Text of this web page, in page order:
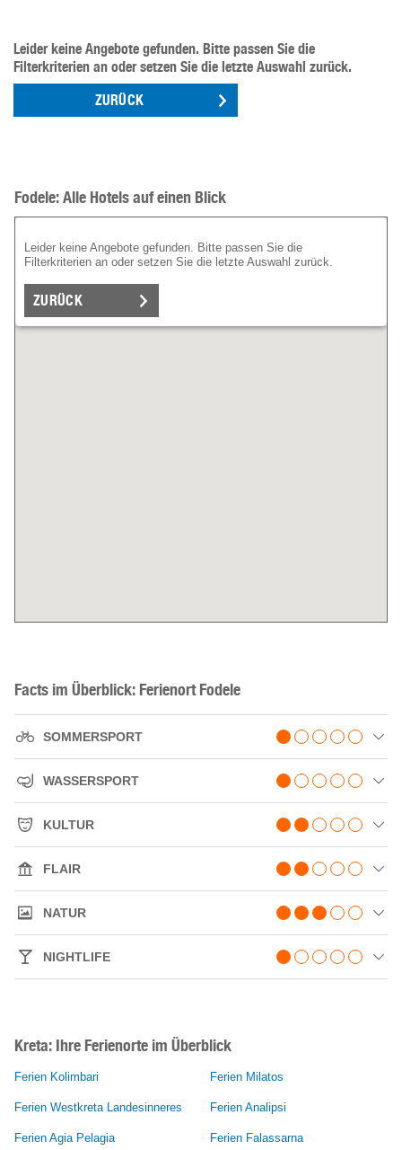
Leider keine Angebote gefunden. Bitte passen Sie die
Filterkriterien an oder setzen Sie die letzte Auswahl zurück.
ZURÜCK
Fodele: Alle Hotels auf einen Blick
Leider keine Angebote gefunden. Bitte passen Sie die
Filterkriterien an oder setzen Sie die letzte Auswahl zurück.
ZURÜCK
Facts im Überblick: Ferienort Fodele
SOMMERSPORT
WASSERSPORT
KULTUR
FLAIR
NATUR
NIGHTLIFE
Kreta: Ihre Ferienorte im Überblick
Ferien Kolimbari Ferien Milatos
Ferien Westkreta Landesinneres Ferien Analipsi
Ferien Agia Pelagia Ferien Falassarna